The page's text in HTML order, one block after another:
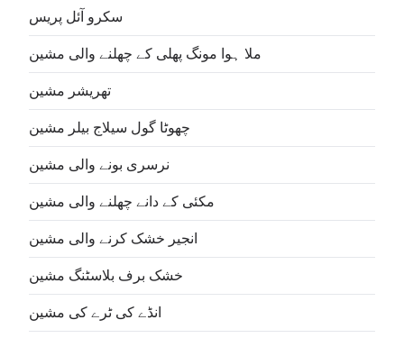
سکرو آئل پریس
ملا ہوا مونگ پھلی کے چھلنے والی مشین
تھریشر مشین
چھوٹا گول سیلاج بیلر مشین
نرسری بونے والی مشین
مکئی کے دانے چھلنے والی مشین
انجیر خشک کرنے والی مشین
خشک برف بلاسٹنگ مشین
انڈے کی ٹرے کی مشین